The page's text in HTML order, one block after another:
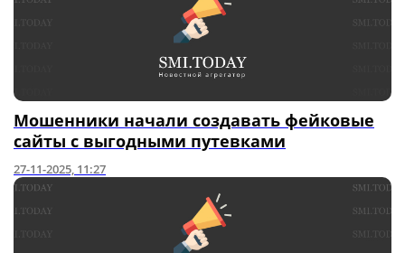
Мошенники начали создавать фейковые
сайты с выгодными путевками
27-11-2025, 11:27